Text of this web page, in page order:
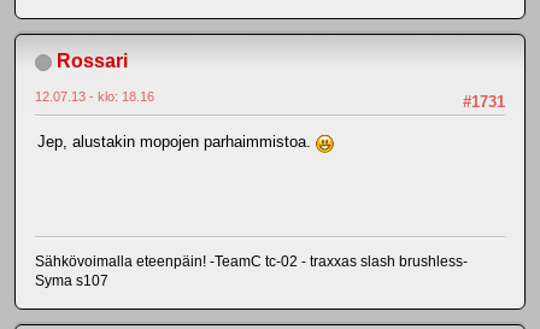
Rossari
#1731
12.07.13 - klo: 18.16
Jep, alustakin mopojen parhaimmistoa.
Sähkövoimalla eteenpäin! -TeamC tc-02 - traxxas slash brushless-
Syma s107